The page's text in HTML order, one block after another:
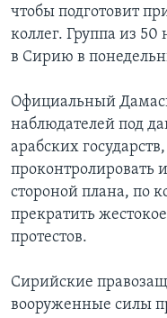
чтобы подготовит
коллег. Группа из
в Сирию в
Официальный
наблюдателей под
арабских
проконтролировать
стороной плана, по
прекратить
протестов.
Сирийские
вооруженные силы